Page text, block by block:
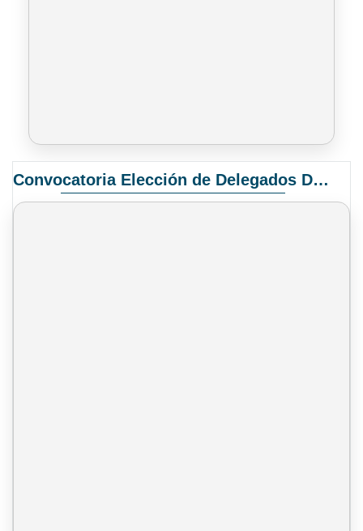
Convocatoria Elección de Delegados Docentes para el XIV Congreso Nacional de Universidades